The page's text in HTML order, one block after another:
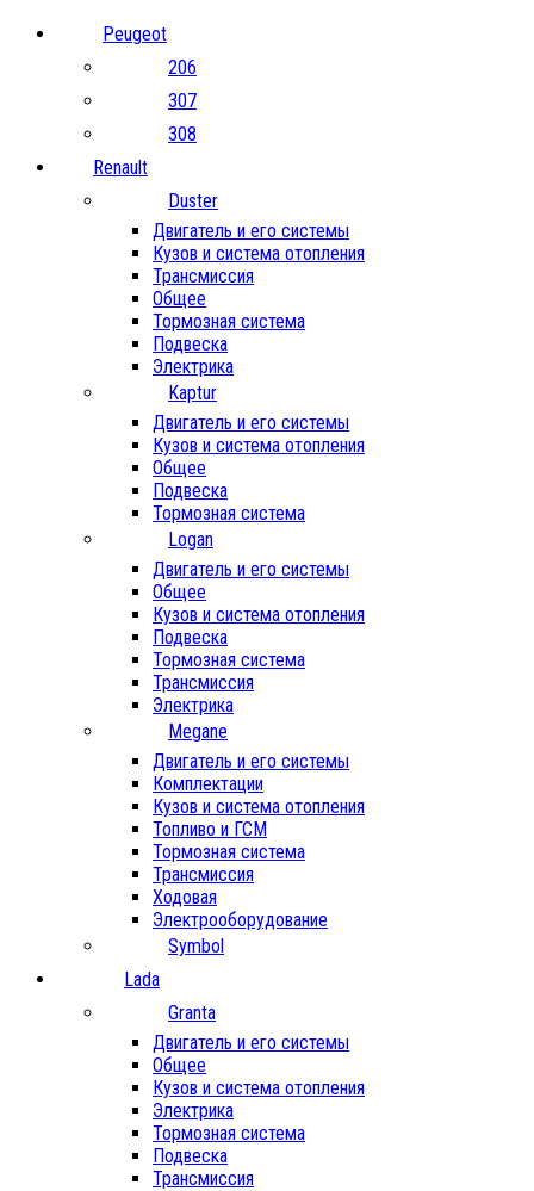
Peugeot
206
307
308
Renault
Duster
Двигатель и его системы
Кузов и система отопления
Трансмиссия
Общее
Тормозная система
Подвеска
Электрика
Kaptur
Двигатель и его системы
Кузов и система отопления
Общее
Подвеска
Тормозная система
Logan
Двигатель и его системы
Общее
Кузов и система отопления
Подвеска
Тормозная система
Трансмиссия
Электрика
Megane
Двигатель и его системы
Комплектации
Кузов и система отопления
Топливо и ГСМ
Тормозная система
Трансмиссия
Ходовая
Электрооборудование
Symbol
Lada
Granta
Двигатель и его системы
Общее
Кузов и система отопления
Электрика
Тормозная система
Подвеска
Трансмиссия